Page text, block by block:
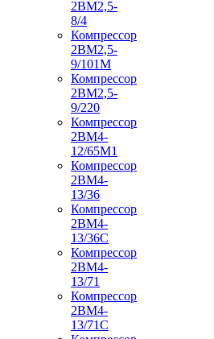
2ВМ2,5-
8/4
Компрессор
2ВМ2,5-
9/101М
Компрессор
2ВМ2,5-
9/220
Компрессор
2ВМ4-
12/65М1
Компрессор
2ВМ4-
13/36
Компрессор
2ВМ4-
13/36С
Компрессор
2ВМ4-
13/71
Компрессор
2ВМ4-
13/71С